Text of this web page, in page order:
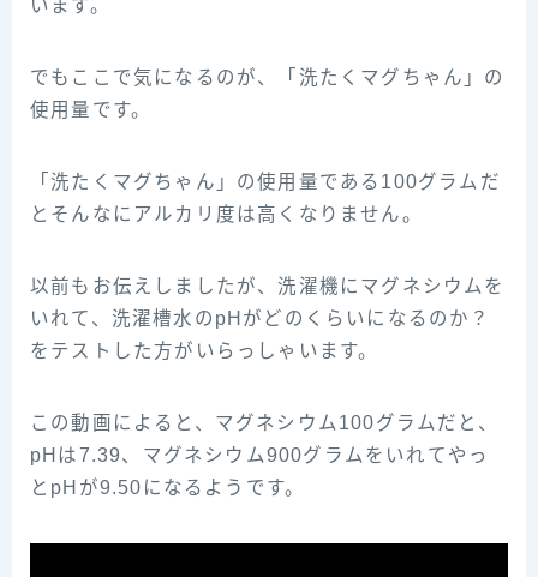
います。
でもここで気になるのが、「洗たくマグちゃん」の
使用量です。
「洗たくマグちゃん」の使用量である100グラムだ
とそんなにアルカリ度は高くなりません。
以前もお伝えしましたが、洗濯機にマグネシウムを
いれて、洗濯槽水のpHがどのくらいになるのか？
をテストした方がいらっしゃいます。
この動画によると、マグネシウム100グラムだと、
pHは7.39、マグネシウム900グラムをいれてやっ
とpHが9.50になるようです。